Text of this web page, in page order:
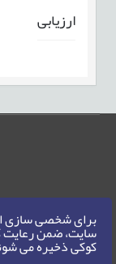
برای شخصی سازی
سایت، ضمن رعایت
کوکی ذخیره می
ارزيابی